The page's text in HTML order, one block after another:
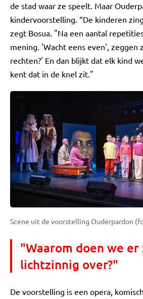
de stad waar ze speelt. Maar
kindervoorstelling. “De kinderen
zegt Bosua. "Na een aantal
mening. 'Wacht eens even', zeggen
rechten?' En dan blijkt dat elk kind
kent dat in de knel zit."
Scene uit de voorstelling Ouderpardon
"Waarom doen we er
lichtzinnig over?"
De voorstelling is een opera,